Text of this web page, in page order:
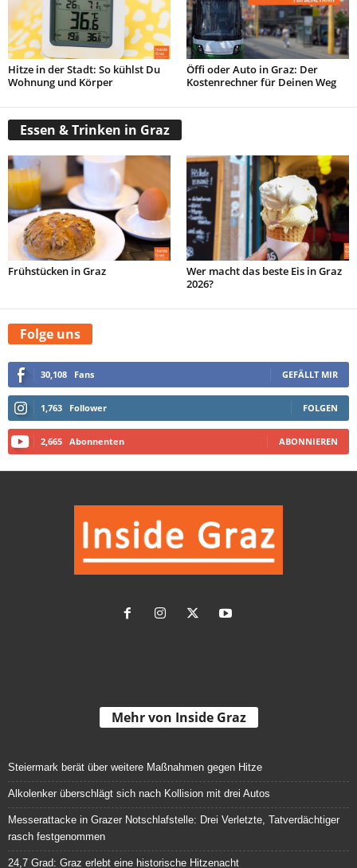
Hitze in der Stadt: So kühlst Du
Wohnung und Körper
Öffi oder Auto in Graz: Der
Kostenrechner für Deinen Weg
Essen & Trinken in Graz
Frühstücken in Graz
Wer macht das beste Eis in Graz
2026?
Folge uns
30,108 Fans GEFÄLLT MIR
1,763 Follower FOLGEN
2,665 Abonnenten ABONNIEREN
Mehr von Inside Graz
Steiermark berät über weitere Maßnahmen gegen Hitze
Alkolenker überschlägt sich nach Kollision mit drei Autos
Messerattacke in Grazer Notschlafstelle: Drei Verletzte, Tatverdächtiger
rasch festgenommen
24,7 Grad: Graz erlebt eine historische Hitzenacht